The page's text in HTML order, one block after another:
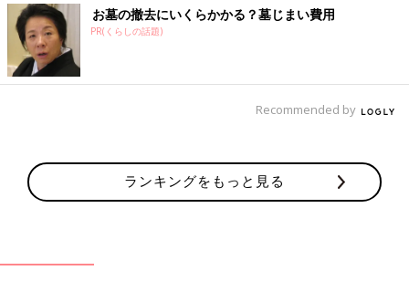
お墓の撤去にいくらかかる？墓じまい費用
PR(くらしの話題)
Recommended by
ランキングをもっと見る